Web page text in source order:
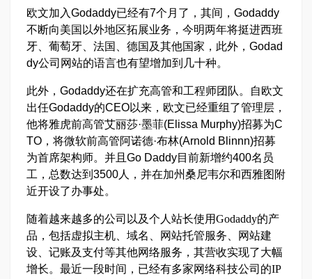
欧文加入Godaddy已经有7个月了，其间，Godaddy
不断向美国以外地区拓展业务，今明两年将挺进西班
牙、葡萄牙、法国、德国及其他国家，此外，Godad
dy公司网站的语言也有望增加到几十种。
此外，Godaddy还在扩充高管和工程师团队。自欧文
出任Godaddy的CEO以来，欧文已经重组了管理层，
他将雅虎前高管艾丽莎·墨菲(Elissa Murphy)招募为C
TO，将微软前高管阿诺德·布林(Arnold Blinnn)招募
为首席架构师。并且Go Daddy目前新增约400名员
工，总数达到3500人，并在加州桑尼韦尔和西雅图附
近开设了办事处。
随着越来越多的公司以及个人站长使用Godaddy的产
品，包括虚拟主机、域名、网站托管服务、网站建
设、记账及支付等其他网络服务，其营收实现了大幅
增长。最近一段时间，已经有多家网络科技公司的IP